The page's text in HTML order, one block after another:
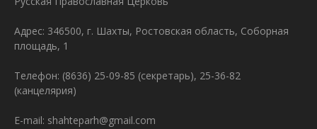
Адрес: 346500, г. Шахты, Ростовская область, Соборная
площадь, 1
Телефон: (8636) 25-09-85 (секретарь), 25-36-82
(канцелярия)
E-mail: shahteparh@gmail.com